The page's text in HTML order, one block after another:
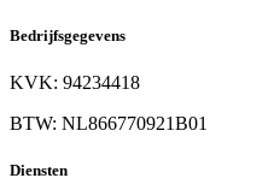
Bedrijfsgegevens
KVK: 94234418
BTW: NL866770921B01
Diensten